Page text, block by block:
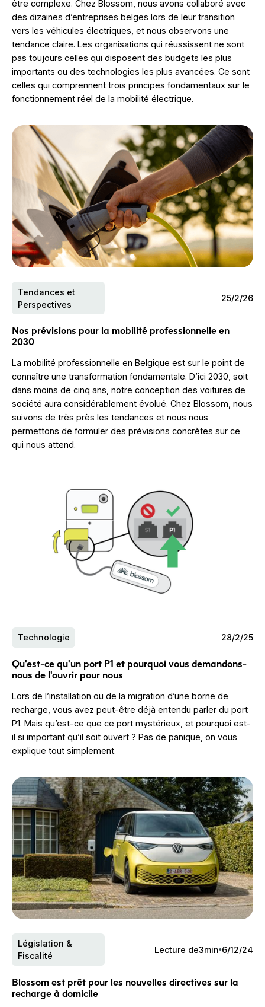
être complexe. Chez Blossom, nous avons collaboré avec
des dizaines d’entreprises belges lors de leur transition
vers les véhicules électriques, et nous observons une
tendance claire. Les organisations qui réussissent ne sont
pas toujours celles qui disposent des budgets les plus
importants ou des technologies les plus avancées. Ce sont
celles qui comprennent trois principes fondamentaux sur le
fonctionnement réel de la mobilité électrique.
Tendances et
Perspectives
25/2/26
Nos prévisions pour la mobilité professionnelle en
2030
La mobilité professionnelle en Belgique est sur le point de
connaître une transformation fondamentale. D’ici 2030, soit
dans moins de cinq ans, notre conception des voitures de
société aura considérablement évolué. Chez Blossom, nous
suivons de très près les tendances et nous nous
permettons de formuler des prévisions concrètes sur ce
qui nous attend.
Technologie 28/2/25
Qu'est-ce qu'un port P1 et pourquoi vous demandons-
nous de l'ouvrir pour nous
Lors de l’installation ou de la migration d’une borne de
recharge, vous avez peut-être déjà entendu parler du port
P1. Mais qu’est-ce que ce port mystérieux, et pourquoi est-
il si important qu’il soit ouvert ? Pas de panique, on vous
explique tout simplement.
Législation &
Fiscalité
Lecture de3min 6/12/24
Blossom est prêt pour les nouvelles directives sur la
recharge à domicile